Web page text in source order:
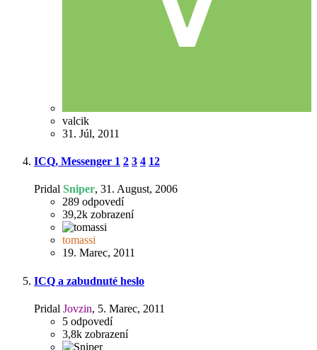
valcik
31. Júl, 2011
ICQ, Messenger 1 2 3 4 12
Pridal Sniper, 31. August, 2006
289 odpovedí
39,2k zobrazení
tomassi
19. Marec, 2011
ICQ a zabudnuté heslo
Pridal Jovzin, 5. Marec, 2011
5 odpovedí
3,8k zobrazení